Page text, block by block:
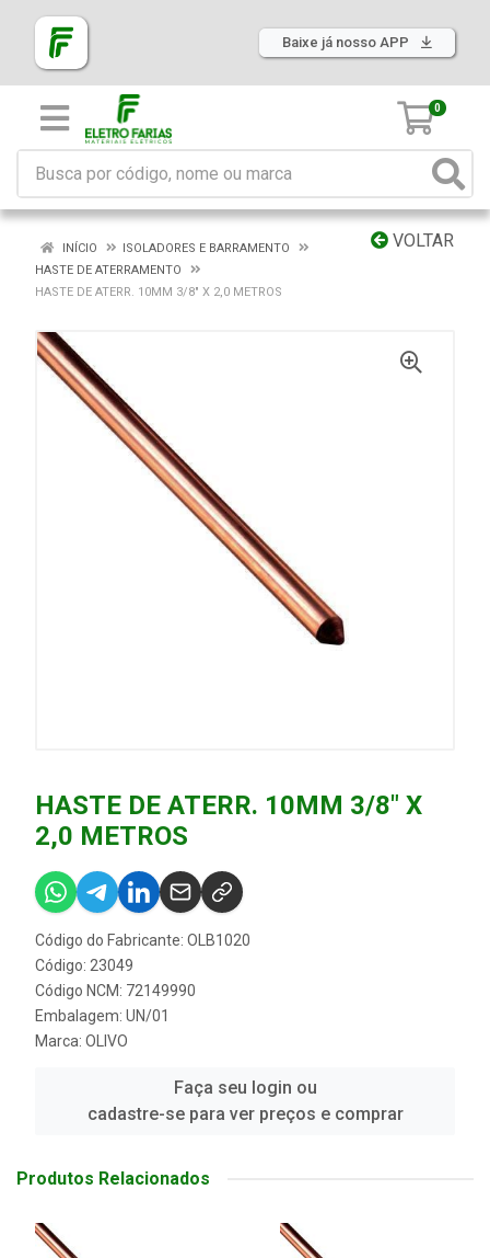
Baixe já nosso APP
0
VOLTAR
INÍCIO
ISOLADORES E BARRAMENTO
HASTE DE ATERRAMENTO
HASTE DE ATERR. 10MM 3/8" X 2,0 METROS
HASTE DE ATERR. 10MM 3/8" X
2,0 METROS
Código do Fabricante: OLB1020
Código: 23049
Código NCM: 72149990
Embalagem: UN/01
Marca: OLIVO
Faça seu login ou
cadastre-se para ver preços e comprar
Produtos Relacionados